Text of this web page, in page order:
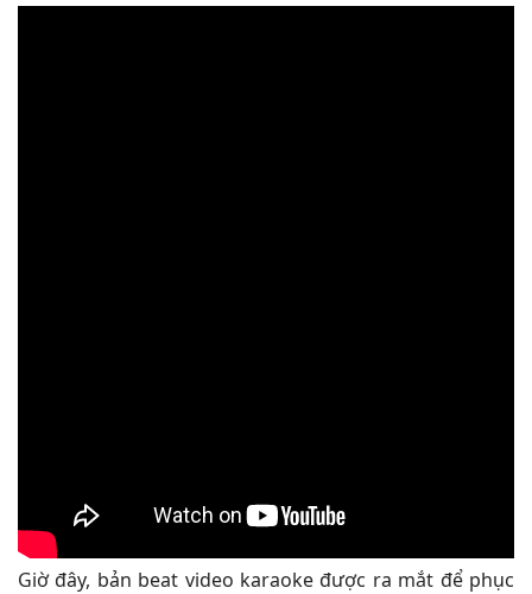
Giờ đây, bản beat video karaoke được ra mắt để phục